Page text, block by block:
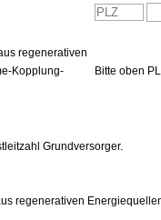
regenerativen
Kopplung-
Bitte oben
Grundversorger.
regenerativen